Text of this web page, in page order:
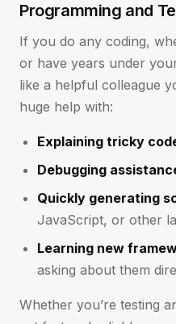
Programming and
If you do any coding,
or have years under
like a helpful colleague
huge help with:
Explaining tricky
Debugging
Quickly generating
JavaScript, or other
Learning new
asking about them
Whether you’re testing